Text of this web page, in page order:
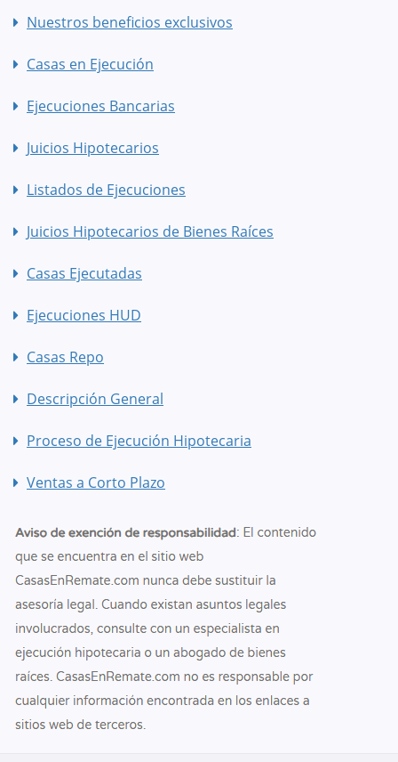
Nuestros beneficios exclusivos
Casas en Ejecución
Ejecuciones Bancarias
Juicios Hipotecarios
Listados de Ejecuciones
Juicios Hipotecarios de Bienes Raíces
Casas Ejecutadas
Ejecuciones HUD
Casas Repo
Descripción General
Proceso de Ejecución Hipotecaria
Ventas a Corto Plazo